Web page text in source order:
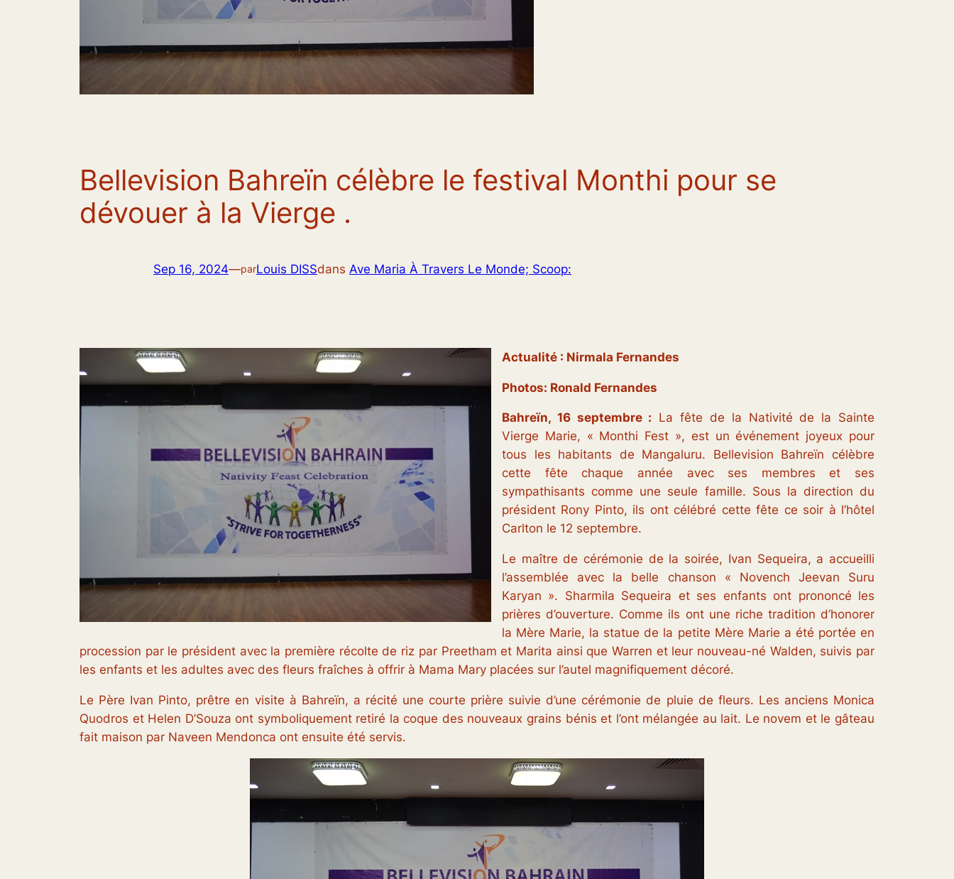
Bellevision Bahreïn célèbre le festival Monthi pour se
dévouer à la Vierge .
Sep 16, 2024—parLouis DISSdans Ave Maria À Travers Le Monde; Scoop:
Actualité : Nirmala Fernandes
Photos: Ronald Fernandes
Bahreïn, 16 septembre : La fête de la Nativité de la Sainte
Vierge Marie, « Monthi Fest », est un événement joyeux pour
tous les habitants de Mangaluru. Bellevision Bahreïn célèbre
cette fête chaque année avec ses membres et ses
sympathisants comme une seule famille. Sous la direction du
président Rony Pinto, ils ont célébré cette fête ce soir à l’hôtel
Carlton le 12 septembre.
Le maître de cérémonie de la soirée, Ivan Sequeira, a accueilli
l’assemblée avec la belle chanson « Novench Jeevan Suru
Karyan ». Sharmila Sequeira et ses enfants ont prononcé les
prières d’ouverture. Comme ils ont une riche tradition d’honorer
la Mère Marie, la statue de la petite Mère Marie a été portée en
procession par le président avec la première récolte de riz par Preetham et Marita ainsi que Warren et leur nouveau-né Walden, suivis par
les enfants et les adultes avec des fleurs fraîches à offrir à Mama Mary placées sur l’autel magnifiquement décoré.
Le Père Ivan Pinto, prêtre en visite à Bahreïn, a récité une courte prière suivie d’une cérémonie de pluie de fleurs. Les anciens Monica
Quodros et Helen D’Souza ont symboliquement retiré la coque des nouveaux grains bénis et l’ont mélangée au lait. Le novem et le gâteau
fait maison par Naveen Mendonca ont ensuite été servis.